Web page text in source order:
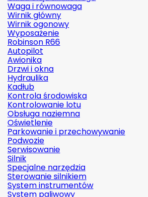
Waga i równowaga
Wirnik główny
Wirnik ogonowy
Wyposażenie
Robinson R66
Autopilot
Awionika
Drzwi i okna
Hydraulika
Kadłub
Kontrola środowiska
Kontrolowanie lotu
Obsługa naziemna
Oświetlenie
Parkowanie i przechowywanie
Podwozie
Serwisowanie
Silnik
Specjalne narzędzia
Sterowanie silnikiem
System instrumentów
System paliwowy